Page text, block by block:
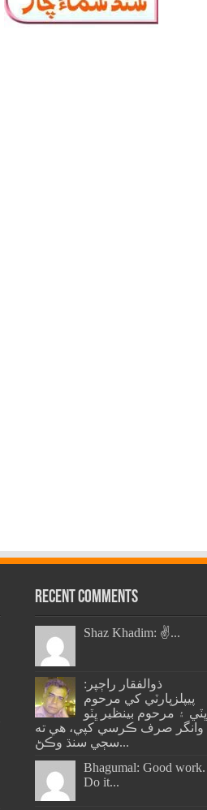
Recent Comments
Shaz Khadim: ✌️...
ذوالفقار راڄپر:
پيپلزپارٽي کي مرحوم
ڀٽي ۽ مرحوم بينظير ڀٽو
وانگر صرف ڪرسي کپي، هي ته
سڄي سنڌ وڪڻ...
Bhagumal: Good work.
Do it...